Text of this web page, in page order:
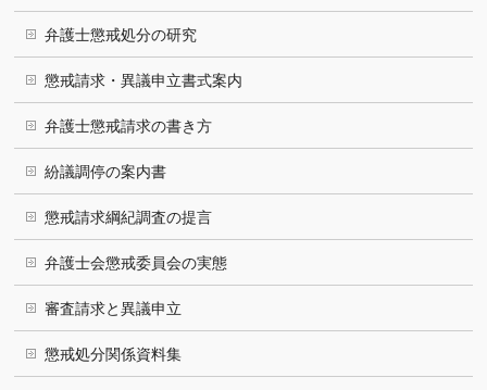
弁護士懲戒処分の研究
懲戒請求・異議申立書式案内
弁護士懲戒請求の書き方
紛議調停の案内書
懲戒請求綱紀調査の提言
弁護士会懲戒委員会の実態
審査請求と異議申立
懲戒処分関係資料集